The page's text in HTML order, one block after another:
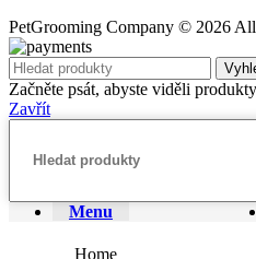
PetGrooming Company © 2026
Začněte psát, abyste viděli
Zavřít
Menu
Home